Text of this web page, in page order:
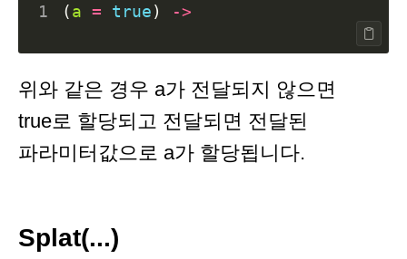
1 (a = true) ->
위와 같은 경우 a가 전달되지 않으면
true로 할당되고 전달되면 전달된
파라미터값으로 a가 할당됩니다.
Splat(...)